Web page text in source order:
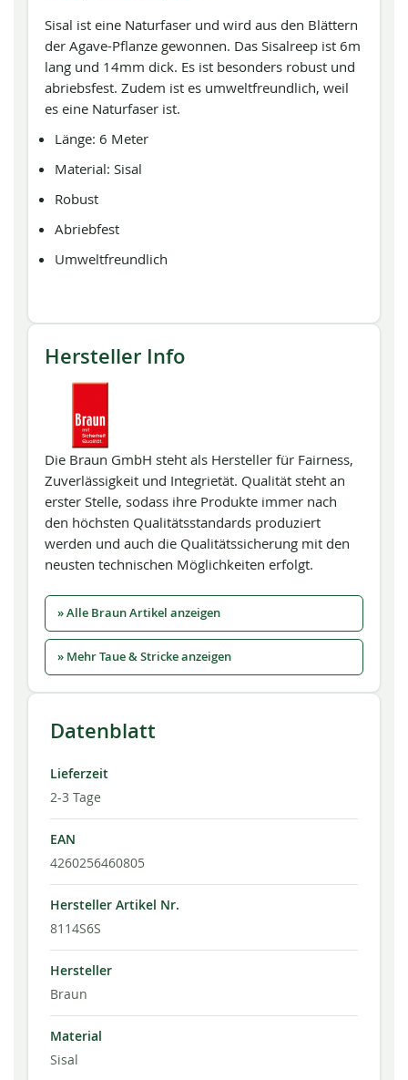
Sisal ist eine Naturfaser und wird aus den Blättern
der Agave-Pflanze gewonnen. Das Sisalreep ist 6m
lang und 14mm dick. Es ist besonders robust und
abriebsfest. Zudem ist es umweltfreundlich, weil
es eine Naturfaser ist.
Länge: 6 Meter
Material: Sisal
Robust
Abriebfest
Umweltfreundlich
Hersteller Info
Die Braun GmbH steht als Hersteller für Fairness,
Zuverlässigkeit und Integrietät. Qualität steht an
erster Stelle, sodass ihre Produkte immer nach
den höchsten Qualitätsstandards produziert
werden und auch die Qualitätssicherung mit den
neusten technischen Möglichkeiten erfolgt.
» Alle Braun Artikel anzeigen
» Mehr Taue & Stricke anzeigen
Datenblatt
Lieferzeit
2-3 Tage
EAN
4260256460805
Hersteller Artikel Nr.
8114S6S
Hersteller
Braun
Material
Sisal